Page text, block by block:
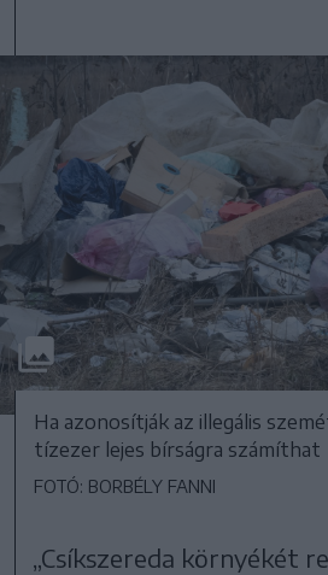
Ha azonosítják az illegális
tízezer lejes bírságra számíthat
FOTÓ: BORBÉLY FANNI
„Csíkszereda környékét